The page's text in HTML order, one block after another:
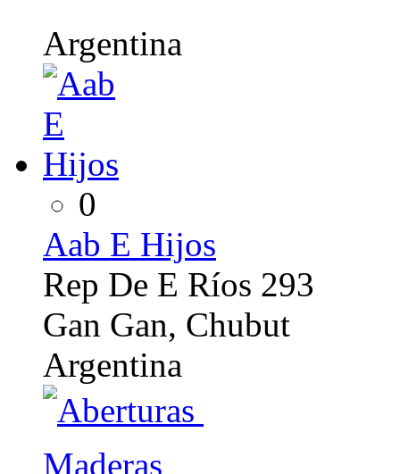
Argentina
0
Aab E Hijos
Rep De E Ríos 293
Gan Gan, Chubut
Argentina